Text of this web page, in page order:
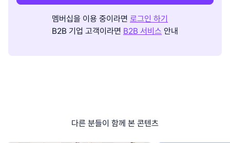
멤버십을 이용 중이라면 로그인 하기
B2B 기업 고객이라면 B2B 서비스 안내
다른 분들이 함께 본 콘텐츠